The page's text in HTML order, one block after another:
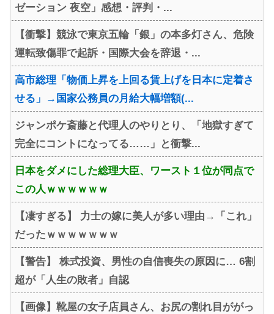
ゼーション 夜空」感想・評判・...
【衝撃】競泳で東京五輪「銀」の本多灯さん、危険
運転致傷罪で起訴・国際大会を辞退・...
高市総理「物価上昇を上回る賃上げを日本に定着さ
せる」→国家公務員の月給大幅増額(...
ジャンポケ斎藤と代理人のやりとり、「地獄すぎて
完全にコントになってる……」と衝撃...
日本をダメにした総理大臣、ワースト１位が同点で
この人ｗｗｗｗｗｗ
【凄すぎる】 力士の嫁に美人が多い理由→「これ」
だったｗｗｗｗｗｗｗ
【警告】 株式投資、男性の自信喪失の原因に… 6割
超が「人生の敗者」自認
【画像】靴屋の女子店員さん、お尻の割れ目ががっ